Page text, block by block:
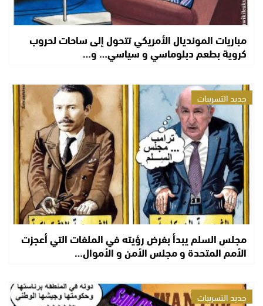
مباريات المونديال الأمريكي تتحول إلى ساحات لحروب
كروية بطعم دبلوماسي و سياسي… و…
جديد التسريبات
مجلس السلم يبدأ بفرض رؤيته في الملفات التي أعجزت
الأمم المتحدة و مجلس الأمن و الأموال…
جديد التسريبات